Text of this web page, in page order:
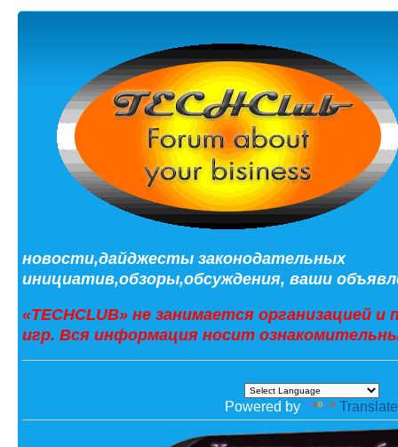
новости,дайджесты законодательных
инициатив,обзоры,обсуждения, ваши
«TECHCLUB» не занимается организацией
игр. Вся информация носит
Powered by Translate